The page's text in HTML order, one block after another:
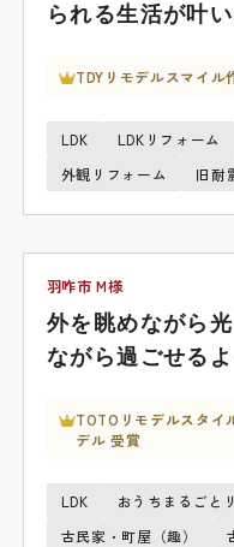
られる生活が叶い
TDYリモデルスマイル
LDK LDKリフォーム
外観リフォーム
旧耐
羽咋市 M様
外を眺めながら
ながら過ごせる
TOTOリモデルスタイ
デル 受賞
LDK おうちまるごと
古民家・町屋（趣）